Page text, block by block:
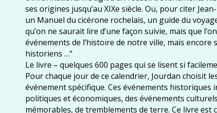
ses origines jusqu’au XIXe siècle. Ou, pour citer
un Manuel du cicérone rochelais, un guide du
qu’on ne saurait lire d’une façon suivie, mais que
événements de l’histoire de notre ville, mais
historiens …”
Le livre – quelques 600 pages qui se lisent si
Pour chaque jour de ce calendrier, Jourdan choisit
événement spécifique. Ces événements historiques
politiques et économiques, des événements
mémorables, de tremblements de terre. Ce livre est